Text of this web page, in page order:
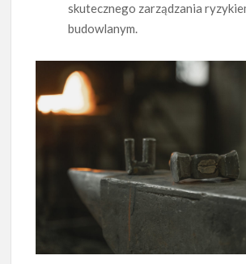
skutecznego zarządzania
budowlanym.